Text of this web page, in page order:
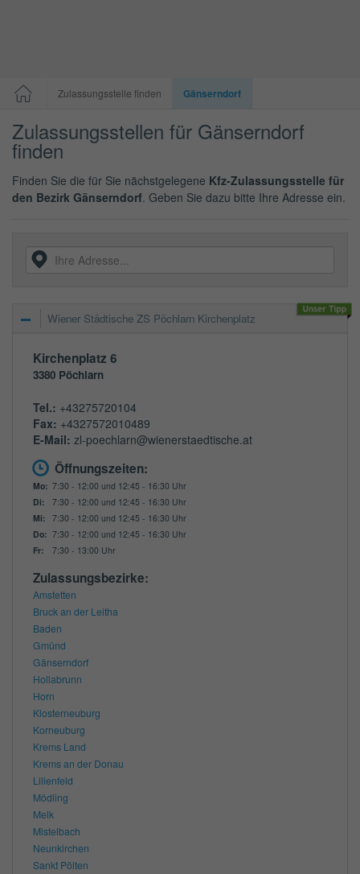
Zulassungsstelle finden Gänserndorf
Zulassungsstellen für Gänserndorf
finden
Finden Sie die für Sie nächstgelegene Kfz-Zulassungsstelle für
den Bezirk Gänserndorf. Geben Sie dazu bitte Ihre Adresse ein.
Wiener Städtische ZS Pöchlarn Kirchenplatz
Kirchenplatz 6
3380 Pöchlarn
Tel.: +43275720104
Fax: +4327572010489
E-Mail: zl-poechlarn@wienerstaedtische.at
Öffnungszeiten:
Mo: 7:30 - 12:00 und 12:45 - 16:30 Uhr
Di:
7:30 - 12:00 und 12:45 - 16:30 Uhr
Mi: 7:30 - 12:00 und 12:45 - 16:30 Uhr
Do: 7:30 - 12:00 und 12:45 - 16:30 Uhr
Fr:
7:30 - 13:00 Uhr
Zulassungsbezirke:
Amstetten
Bruck an der Leitha
Baden
Gmünd
Gänserndorf
Hollabrunn
Horn
Klosterneuburg
Korneuburg
Krems Land
Krems an der Donau
Lilienfeld
Mödling
Melk
Mistelbach
Neunkirchen
Sankt Pölten